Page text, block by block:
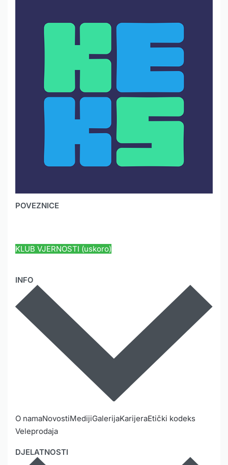
DJELATNOSTI
INFO
O namaNovostiMedijiGalerijaKarijeraEtički kodeks
Veleprodaja
POVEZNICE
KLUB VJERNOSTI (uskoro)